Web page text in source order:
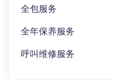
全包服务
全年保养服务
呼叫维修服务